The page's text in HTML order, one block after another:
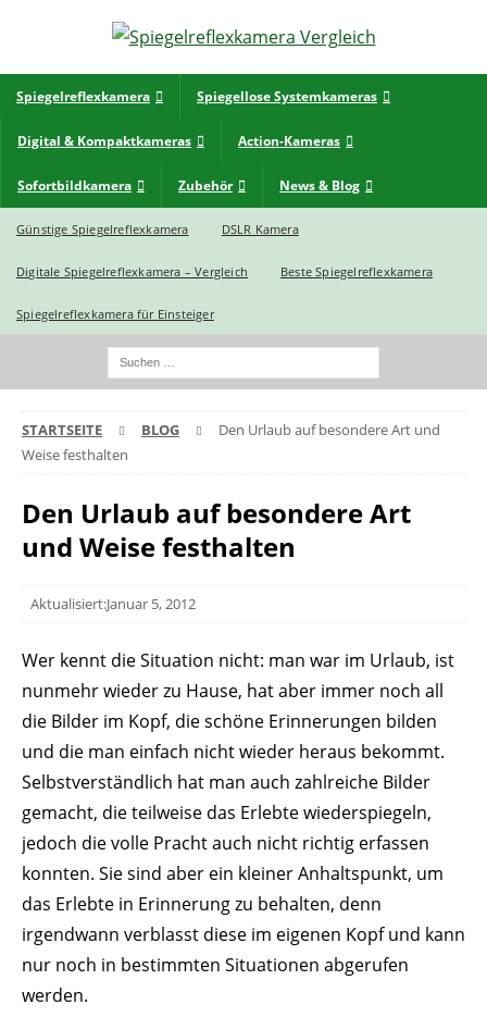
Spiegelreflexkamera Spiegellose Systemkameras
Digital & Kompaktkameras Action-Kameras
Sofortbildkamera Zubehör News & Blog
Günstige Spiegelreflexkamera DSLR Kamera
Digitale Spiegelreflexkamera – Vergleich Beste Spiegelreflexkamera
Spiegelreflexkamera für Einsteiger
STARTSEITE BLOG
Den Urlaub auf besondere Art und
Weise festhalten
Den Urlaub auf besondere Art
und Weise festhalten
Aktualisiert:Januar 5, 2012
Wer kennt die Situation nicht: man war im Urlaub, ist
nunmehr wieder zu Hause, hat aber immer noch all
die Bilder im Kopf, die schöne Erinnerungen bilden
und die man einfach nicht wieder heraus bekommt.
Selbstverständlich hat man auch zahlreiche Bilder
gemacht, die teilweise das Erlebte wiederspiegeln,
jedoch die volle Pracht auch nicht richtig erfassen
konnten. Sie sind aber ein kleiner Anhaltspunkt, um
das Erlebte in Erinnerung zu behalten, denn
irgendwann verblasst diese im eigenen Kopf und kann
nur noch in bestimmten Situationen abgerufen
werden.